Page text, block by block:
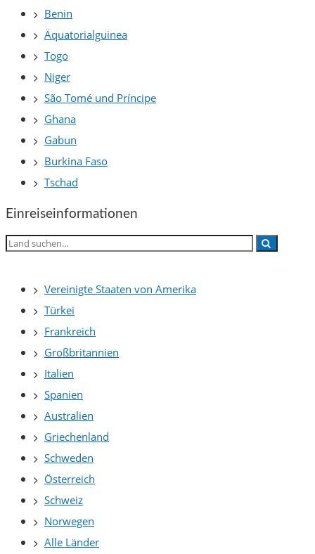
Benin
Äquatorialguinea
Togo
Niger
São Tomé und Príncipe
Ghana
Gabun
Burkina Faso
Tschad
Einreiseinformationen
Vereinigte Staaten von Amerika
Türkei
Frankreich
Großbritannien
Italien
Spanien
Australien
Griechenland
Schweden
Österreich
Schweiz
Norwegen
Alle Länder